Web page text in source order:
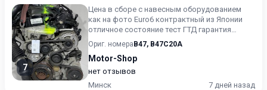
7
Цена в сборе с навесным оборудованием
как на фото Euro6 контрактный из Японии
отличное состояние тест ГТД гарантия
доставка в регионы и РФ
Ориг. номера B47, B47C20A
Motor-Shop
нет отзывов
Минск
7 дней назад